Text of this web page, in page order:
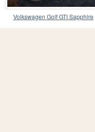
Volkswagen Golf GTI Sapphire